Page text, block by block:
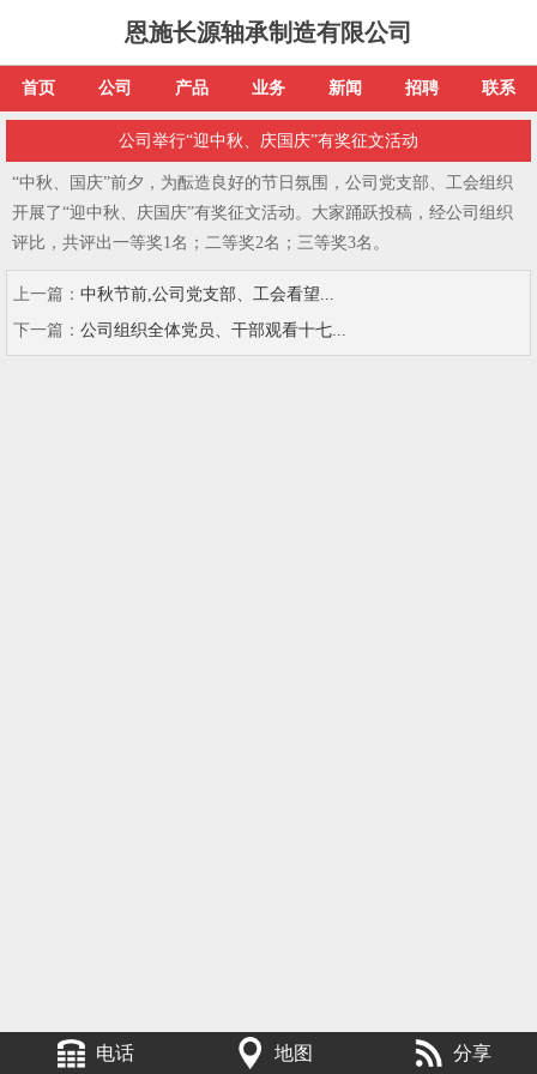
恩施长源轴承制造有限公司
首页 公司 产品 业务 新闻 招聘 联系
公司举行“迎中秋、庆国庆”有奖征文活动
“中秋、国庆”前夕，为酝造良好的节日氛围，公司党支部、工会组织
开展了“迎中秋、庆国庆”有奖征文活动。大家踊跃投稿，经公司组织
评比，共评出一等奖1名；二等奖2名；三等奖3名。
上一篇： 中秋节前,公司党支部、工会看望...
下一篇： 公司组织全体党员、干部观看十七...
电话 地图 分享